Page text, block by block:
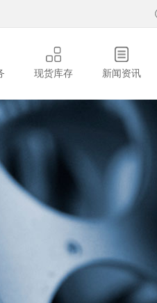
现货库存 新闻资讯